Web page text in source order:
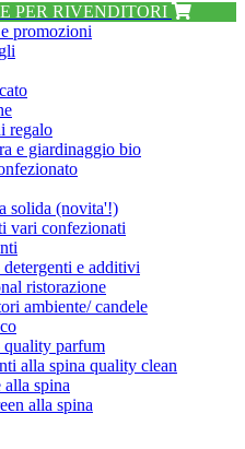
PER RIVENDITORI
promozioni
regalo
e giardinaggio bio
solida (novita'!)
vari confezionati
e additivi
ristorazione
ambiente/ candele
parfum
alla spina quality clean
alla spina
alla spina